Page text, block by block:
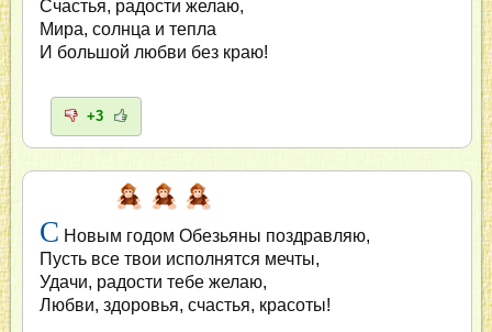
Счастья, радости желаю,
Мира, солнца и тепла
И большой любви без краю!
+3
С Новым годом Обезьяны поздравляю,
Пусть все твои исполнятся мечты,
Удачи, радости тебе желаю,
Любви, здоровья, счастья, красоты!